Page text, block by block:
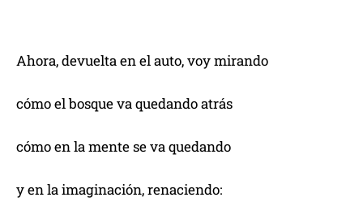
Ahora, devuelta en el auto, voy mirando
cómo el bosque va quedando atrás
cómo en la mente se va quedando
y en la imaginación, renaciendo: